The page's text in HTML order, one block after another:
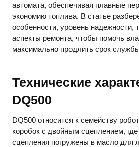
автомата, обеспечивая плавные
экономию топлива. В статье
особенности, уровень
аспекты ремонта, чтобы помочь
максимально продлить срок
Технические
DQ500
DQ500 относится к семейству
коробок с двойным сцеплением,
сцепления погружены в масло для